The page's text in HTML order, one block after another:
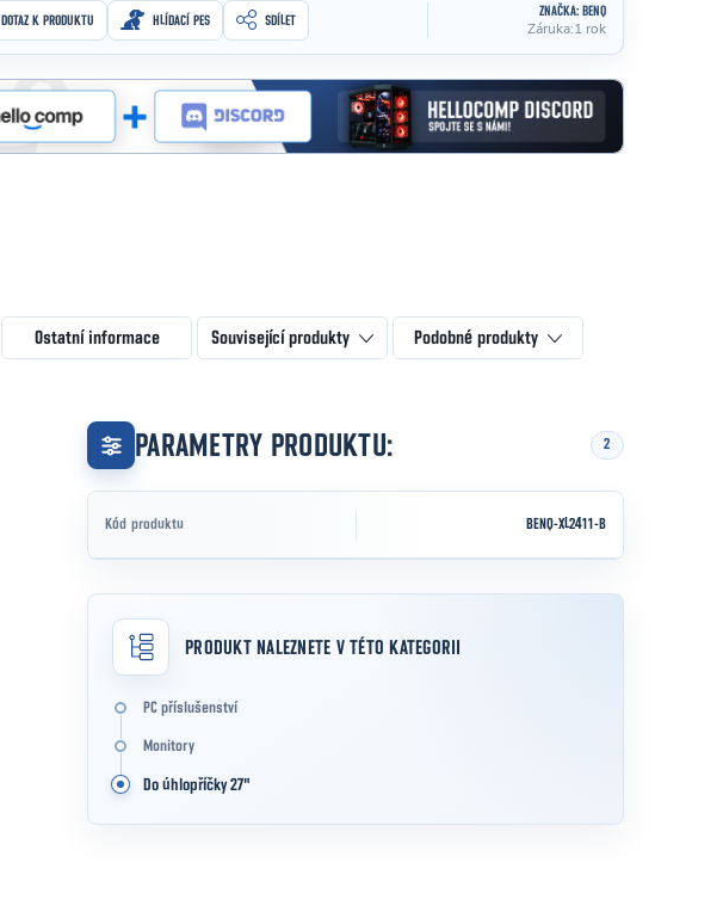
DOTAZ K PRODUKTU HLÍDACÍ PES SDÍLET
ZNAČKA: BENQ
Záruka:1 rok
Ostatní informace Související produkty Podobné produkty
PARAMETRY PRODUKTU: 2
Kód produktu BENQ-XL2411-B
PRODUKT NALEZNETE V TÉTO KATEGORII
PC příslušenství
Monitory
Do úhlopříčky 27"